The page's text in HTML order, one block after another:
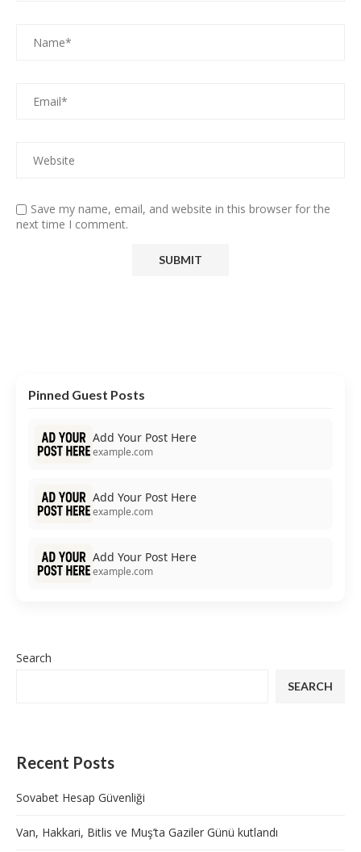
Save my name, email, and website in this browser for the
next time I comment.
Pinned Guest Posts
Add Your Post Here
example.com
Add Your Post Here
example.com
Add Your Post Here
example.com
Search
SEARCH
Recent Posts
Sovabet Hesap Güvenliği
Van, Hakkari, Bitlis ve Muş’ta Gaziler Günü kutlandı